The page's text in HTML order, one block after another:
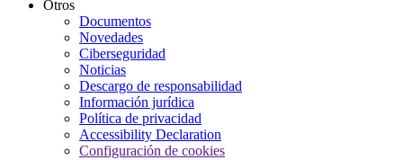
Otros
Documentos
Novedades
Ciberseguridad
Noticias
Descargo de responsabilidad
Información jurídica
Política de privacidad
Accessibility Declaration
Configuración de cookies